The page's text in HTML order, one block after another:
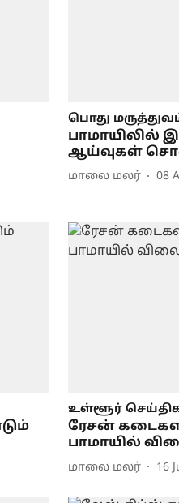
பொது
பாமாயிலில்
ஆய்வுகள்
மாலை மலர் 08
உள்ளூர்
ரேசன்
பாமாயில்
மாலை மலர் 16